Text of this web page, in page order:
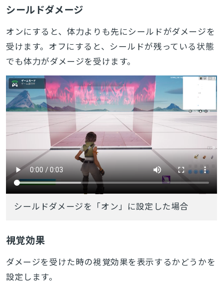
シールドダメージ
オンにすると、体力よりも先にシールドがダメージを
受けます。オフにすると、シールドが残っている状態
でも体力がダメージを受けます。
シールドダメージを「オン」に設定した場合
視覚効果
ダメージを受けた時の視覚効果を表示するかどうかを
設定します。